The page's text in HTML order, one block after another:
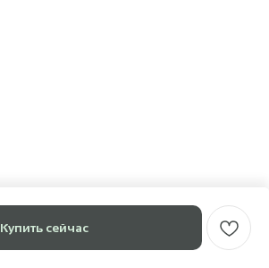
Купить сейчас